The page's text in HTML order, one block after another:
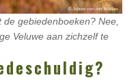
gebiedenboeken? Nee,
Veluwe aan zichzelf te